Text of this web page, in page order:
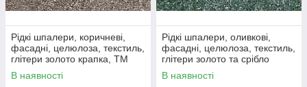
Рідкі шпалери, коричневі,
фасадні, целюлоза, текстиль,
глітери золото крапка, ТМ
"Макс-Колор", Тип Ф/11
В наявності
Рідкі шпалери, оливкові,
фасадні, целюлоза, текстиль,
глітери золото та срібло
крапка, ТМ "Макс-Колор",
Тип Ф/12
В наявності